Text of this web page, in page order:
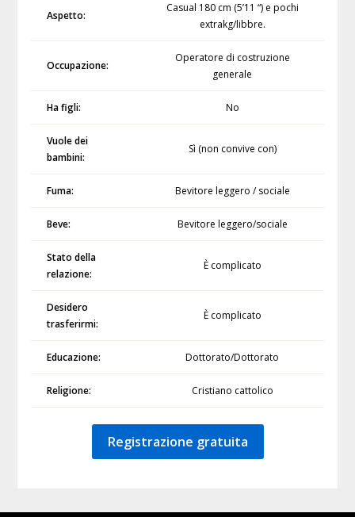
Aspetto:
Casual 180 cm (5’11 “) e pochi
extrakg/libbre.
Occupazione:
Operatore di costruzione
generale
Ha figli: No
Vuole dei
bambini:
Sì (non convive con)
Fuma: Bevitore leggero / sociale
Beve: Bevitore leggero/sociale
Stato della
relazione:
È complicato
Desidero
trasferirmi:
È complicato
Educazione: Dottorato/Dottorato
Religione: Cristiano cattolico
Registrazione gratuita